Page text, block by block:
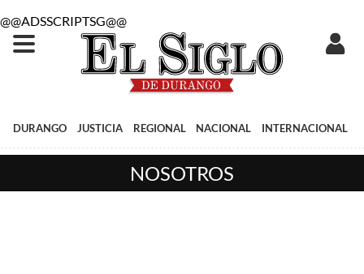
@@ADSSCRIPTSG@@
DURANGO JUSTICIA REGIONAL NACIONAL INTERNACIONAL
NOSOTROS